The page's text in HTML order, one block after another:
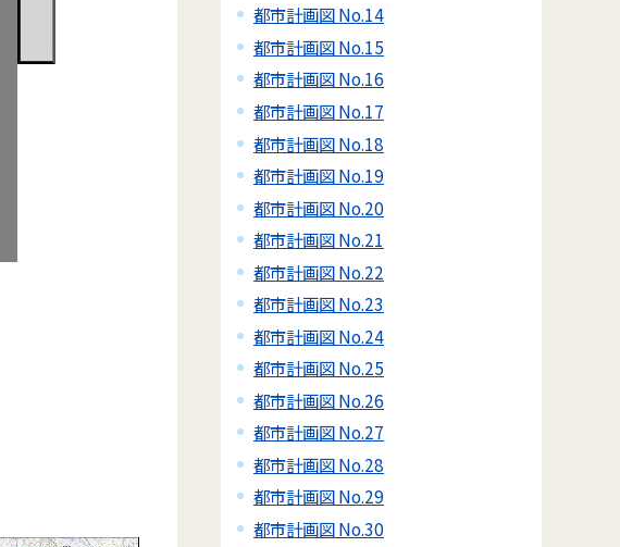
都市計画図 No.14
都市計画図 No.15
都市計画図 No.16
都市計画図 No.17
都市計画図 No.18
都市計画図 No.19
都市計画図 No.20
都市計画図 No.21
都市計画図 No.22
都市計画図 No.23
都市計画図 No.24
都市計画図 No.25
都市計画図 No.26
都市計画図 No.27
都市計画図 No.28
都市計画図 No.29
都市計画図 No.30